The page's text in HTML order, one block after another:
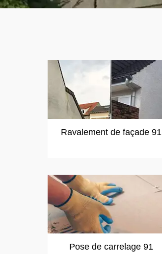
Ravalement de façade 91
Pose de carrelage 91